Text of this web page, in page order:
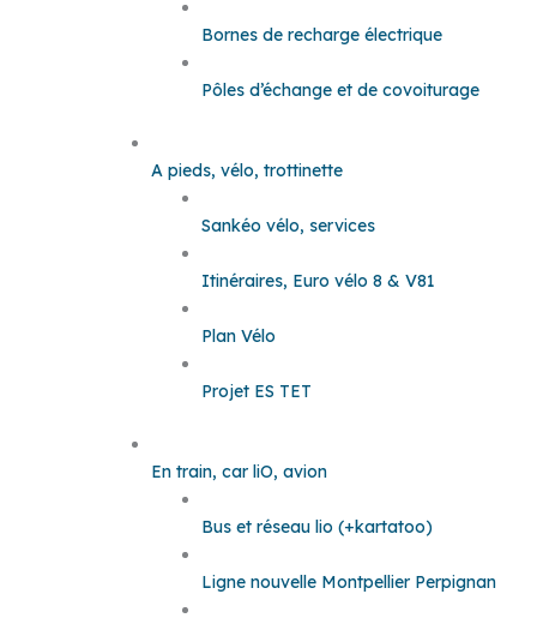
Bornes de recharge électrique
Pôles d’échange et de covoiturage
A pieds, vélo, trottinette
Sankéo vélo, services
Itinéraires, Euro vélo 8 & V81
Plan Vélo
Projet ES TET
En train, car liO, avion
Bus et réseau lio (+kartatoo)
Ligne nouvelle Montpellier Perpignan